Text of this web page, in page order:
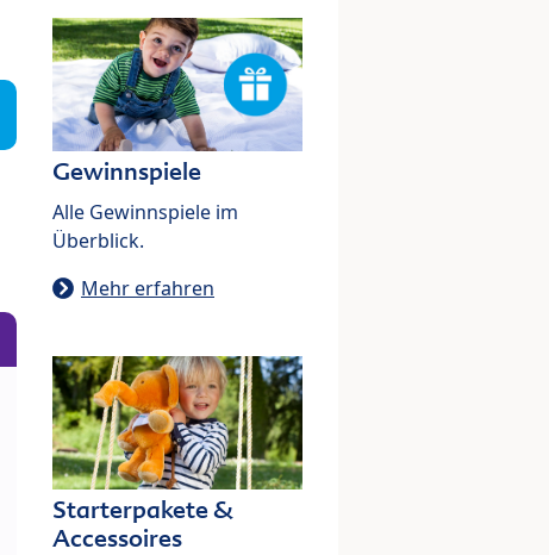
Gewinnspiele
Alle Gewinnspiele im
Überblick.
Mehr erfahren
Starterpakete &
Accessoires